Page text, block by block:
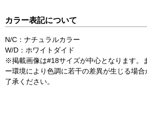
カラー表記について
N/C：ナチュラルカラー
W/D：ホワイトダイド
※掲載画像は#18サイズが中心となります。
ー環境により色調に若干の差異が生じる場
了承ください。